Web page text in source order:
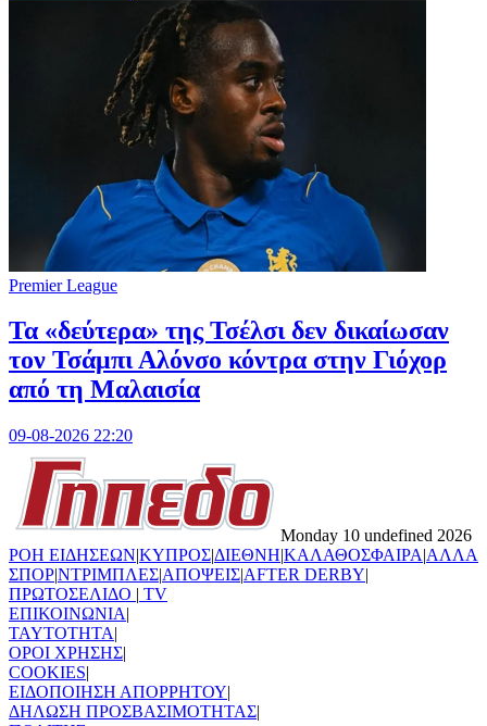
Premier League
Τα «δεύτερα» της Τσέλσι δεν δικαίωσαν
τον Τσάμπι Αλόνσο κόντρα στην Γιόχορ
από τη Μαλαισία
09-08-2026 22:20
Monday 10 undefined 2026
ΡΟΗ ΕΙΔΗΣΕΩΝ|ΚΥΠΡΟΣ|ΔΙΕΘΝΗ|ΚΑΛΑΘΟΣΦΑΙΡΑ|ΑΛΛΑ
ΣΠΟΡ|ΝΤΡΙΜΠΛΕΣ|ΑΠΟΨΕΙΣ|AFTER DERBY|
ΠΡΩΤΟΣΕΛΙΔΟ | TV
ΕΠΙΚΟΙΝΩΝΙΑ|
TAYTOTHTA|
ΟΡΟΙ ΧΡΗΣΗΣ|
COOKIES|
ΕΙΔΟΠΟΙΗΣΗ ΑΠΟΡΡΗΤΟΥ|
ΔΗΛΩΣΗ ΠΡΟΣΒΑΣΙΜΟΤΗΤΑΣ|